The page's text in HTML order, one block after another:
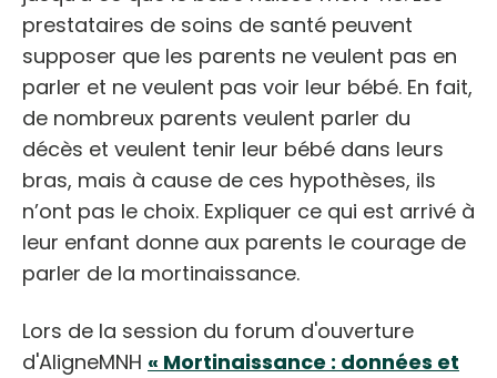
prestataires de soins de santé peuvent
supposer que les parents ne veulent pas en
parler et ne veulent pas voir leur bébé. En fait,
de nombreux parents veulent parler du
décès et veulent tenir leur bébé dans leurs
bras, mais à cause de ces hypothèses, ils
n’ont pas le choix. Expliquer ce qui est arrivé à
leur enfant donne aux parents le courage de
parler de la mortinaissance.
Lors de la session du forum d'ouverture
d'AligneMNH « Mortinaissance : données et